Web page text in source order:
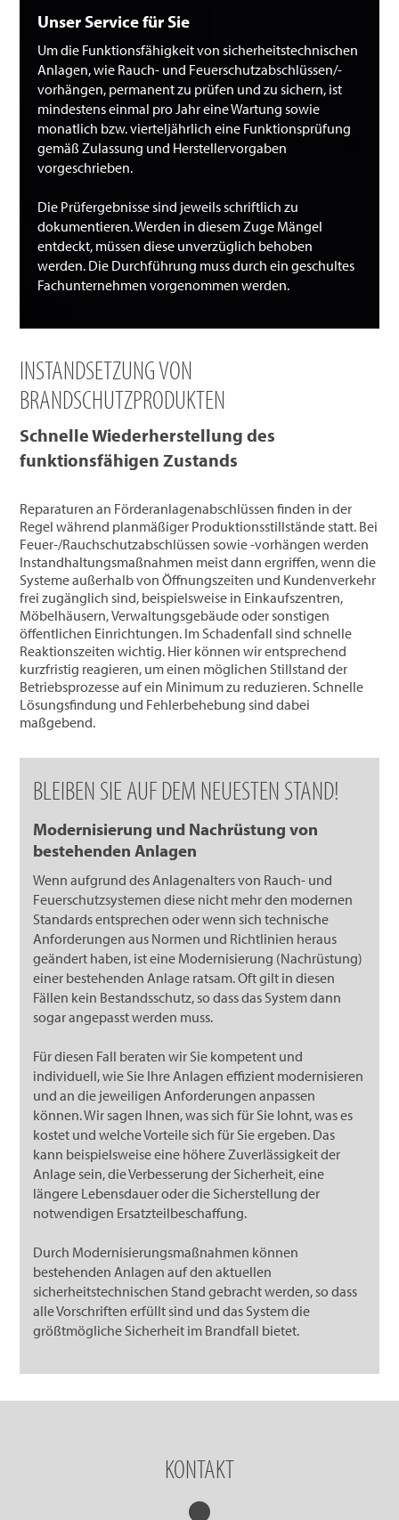
Unser Service für Sie
Um die Funktionsfähigkeit von sicherheitstechnischen
Anlagen, wie Rauch- und Feuerschutzabschlüssen/-
vorhängen, permanent zu prüfen und zu sichern, ist
mindestens einmal pro Jahr eine Wartung sowie
monatlich bzw. vierteljährlich eine Funktionsprüfung
gemäß Zulassung und Herstellervorgaben
vorgeschrieben.
Die Prüfergebnisse sind jeweils schriftlich zu
dokumentieren. Werden in diesem Zuge Mängel
entdeckt, müssen diese unverzüglich behoben
werden. Die Durchführung muss durch ein geschultes
Fachunternehmen vorgenommen werden.
INSTANDSETZUNG VON
BRANDSCHUTZPRODUKTEN
Schnelle Wiederherstellung des
funktionsfähigen Zustands
Reparaturen an Förderanlagenabschlüssen finden in der
Regel während planmäßiger Produktionsstillstände statt. Bei
Feuer-/Rauchschutzabschlüssen sowie -vorhängen werden
Instandhaltungsmaßnahmen meist dann ergriffen, wenn die
Systeme außerhalb von Öffnungszeiten und Kundenverkehr
frei zugänglich sind, beispielsweise in Einkaufszentren,
Möbelhäusern, Verwaltungsgebäude oder sonstigen
öffentlichen Einrichtungen. Im Schadenfall sind schnelle
Reaktionszeiten wichtig. Hier können wir entsprechend
kurzfristig reagieren, um einen möglichen Stillstand der
Betriebsprozesse auf ein Minimum zu reduzieren. Schnelle
Lösungsfindung und Fehlerbehebung sind dabei
maßgebend.
BLEIBEN SIE AUF DEM NEUESTEN STAND!
Modernisierung und Nachrüstung von
bestehenden Anlagen
Wenn aufgrund des Anlagenalters von Rauch- und
Feuerschutzsystemen diese nicht mehr den modernen
Standards entsprechen oder wenn sich technische
Anforderungen aus Normen und Richtlinien heraus
geändert haben, ist eine Modernisierung (Nachrüstung)
einer bestehenden Anlage ratsam. Oft gilt in diesen
Fällen kein Bestandsschutz, so dass das System dann
sogar angepasst werden muss.
Für diesen Fall beraten wir Sie kompetent und
individuell, wie Sie Ihre Anlagen effizient modernisieren
und an die jeweiligen Anforderungen anpassen
können. Wir sagen Ihnen, was sich für Sie lohnt, was es
kostet und welche Vorteile sich für Sie ergeben. Das
kann beispielsweise eine höhere Zuverlässigkeit der
Anlage sein, die Verbesserung der Sicherheit, eine
längere Lebensdauer oder die Sicherstellung der
notwendigen Ersatzteilbeschaffung.
Durch Modernisierungsmaßnahmen können
bestehenden Anlagen auf den aktuellen
sicherheitstechnischen Stand gebracht werden, so dass
alle Vorschriften erfüllt sind und das System die
größtmögliche Sicherheit im Brandfall bietet.
KONTAKT